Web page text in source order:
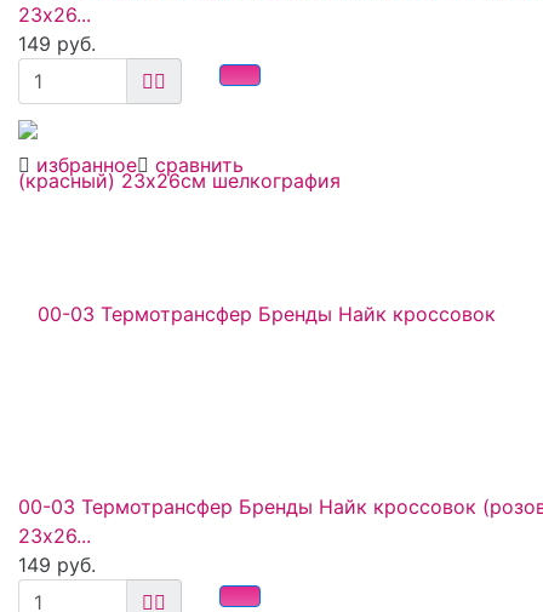
избранное сравнить
23х26...
149 руб.
00-03 Термотрансфер Бренды Найк кроссовок
23х26...
149 руб.